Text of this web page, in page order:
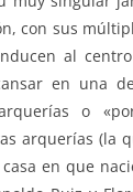
con sus
al
en una
o
arquerías (la
en que